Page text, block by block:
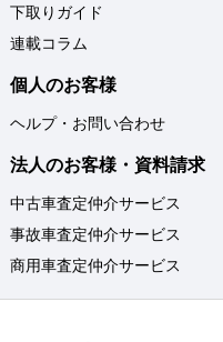
下取りガイド
連載コラム
個人のお客様
ヘルプ・お問い合わせ
法人のお客様・資料請求
中古車査定仲介サービス
事故車査定仲介サービス
商用車査定仲介サービス